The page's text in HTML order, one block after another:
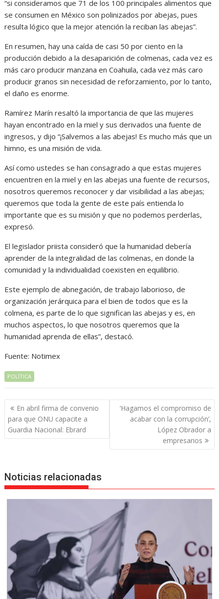
“si consideramos que 71 de los 100 principales alimentos que
se consumen en México son polinizados por abejas, pues
resulta lógico que la mejor atención la reciban las abejas”.
En resumen, hay una caída de casi 50 por ciento en la
producción debido a la desaparición de colmenas, cada vez es
más caro producir manzana en Coahuila, cada vez más caro
producir granos sin necesidad de reforzamiento, por lo tanto,
el daño es enorme.
Ramírez Marín resaltó la importancia de que las mujeres
hayan encontrado en la miel y sus derivados una fuente de
ingresos, y dijo “¡Salvemos a las abejas! Es mucho más que un
himno, es una misión de vida.
Así como ustedes se han consagrado a que estas mujeres
encuentren en la miel y en las abejas una fuente de recursos,
nosotros queremos reconocer y dar visibilidad a las abejas;
queremos que toda la gente de este país entienda lo
importante que es su misión y que no podemos perderlas,
expresó.
El legislador priista consideró que la humanidad debería
aprender de la integralidad de las colmenas, en donde la
comunidad y la individualidad coexisten en equilibrio.
Este ejemplo de abnegación, de trabajo laborioso, de
organización jerárquica para el bien de todos que es la
colmena, es parte de lo que significan las abejas y es, en
muchos aspectos, lo que nosotros queremos que la
humanidad aprenda de ellas”, destacó.
Fuente: Notimex
POLÍTICA
Navegación
de
entradas
En abril firma de convenio
para que ONU capacite a
Guardia Nacional: Ebrard
‘Hagamos el compromiso de
acabar con la corrupción’,
López Obrador a
empresarios
Noticias relacionadas